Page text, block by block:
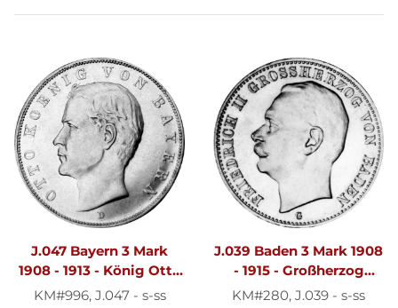
J.047 Bayern 3 Mark
1908 - 1913 - König Otto
- Silber s-ss
KM#996, J.047 - s-ss
J.039 Baden 3 Mark 1908
- 1915 - Großherzog
Friedrich II. - Silber s-ss
KM#280, J.039 - s-ss